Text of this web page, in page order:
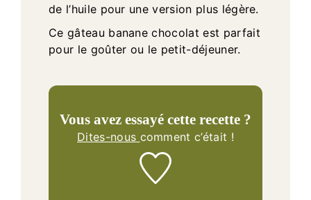
de l’huile pour une version plus légère.
Ce gâteau banane chocolat est parfait
pour le goûter ou le petit-déjeuner.
Vous avez essayé cette recette ?
Dites-nous comment c’était !